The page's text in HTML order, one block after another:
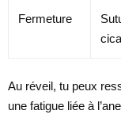
Fermeture
Au réveil, tu peux
une fatigue liée à